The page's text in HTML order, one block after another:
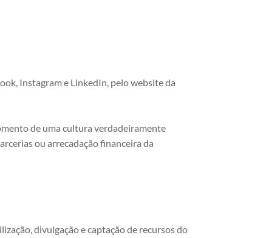
Instagram e LinkedIn, pelo website da
de uma cultura verdadeiramente
ou arrecadação financeira da
divulgação e captação de recursos do